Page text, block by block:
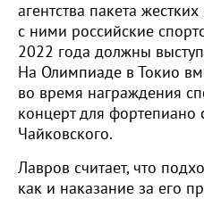
агентства пакета
с ними российские
2022 года должны
На Олимпиаде в Токио
во время награждения
концерт для
Чайковского.
Лавров считает, что
как и наказание за его